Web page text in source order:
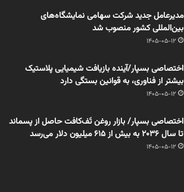
مدیرعامل جدید شرکت سهامی نمایشگاه‌های
بین‌المللی کشور منصوب شد
1405-05-12
اختصاصی بسپار/آینده بازیافت شیمیایی پلاستیک
بیشتر از فناوری، به قوانین بستگی دارد
1405-05-12
اختصاصی بسپار/ بازار روغن تَف‌کافت حاصل از پسماند
تا سال ۲۰۳۶ به بیش از ۶۱۵ میلیون دلار می‌رسد
1405-05-12